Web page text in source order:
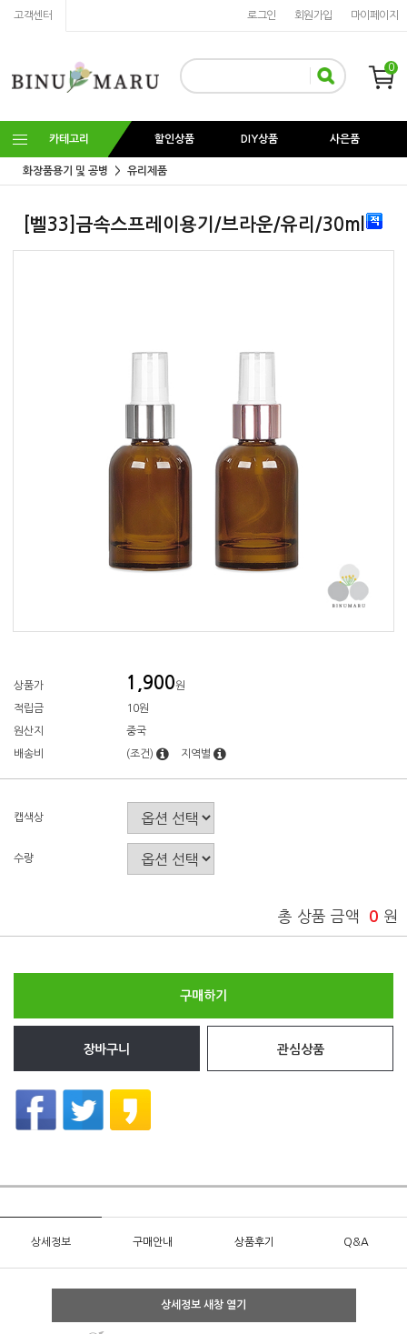
고객센터 마이페이지
회원가입
로그인
0
카테고리 할인상품 DIY상품 사은품
화장품용기 및 공병 유리제품
[벨33]금속스프레이용기/브라운/유리/30ml
상품가 1,900원
적립금 10원
원산지 중국
배송비 (조건) 지역별
캡색상
수량
총 상품 금액 0 원
구매하기
관심상품
장바구니
상세정보 구매안내 상품후기 Q&A
상세정보 새창 열기